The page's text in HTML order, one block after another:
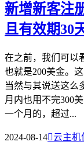
新增新客注
且有效期30
在之前，我们可以
也就是200美金。
当然与其说送这么
月内也用不完300
一个月的，超过...
2024-08-14云主机